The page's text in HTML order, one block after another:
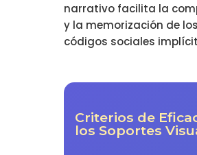
narrativo facilita la
y la memorización de los
códigos sociales
Criterios de
los Soportes